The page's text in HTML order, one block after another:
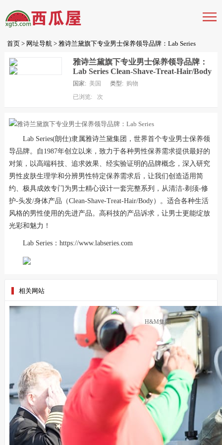
首页> 网址导航> 雅诗兰黛旗下专业男士保养领导品牌：Lab Series
雅诗兰黛旗下专业男士保养领导品牌：
Lab Series Clean-Shave-Treat-Hair/Body
国家: 美国 类型: 购物
已浏览:
次
Lab Series(朗仕)隶属雅诗兰黛集团，世界首个专业男士保养领
导品牌。自1987年创立以来，致力于各种男性保养需求提供最好的
对策，以高端科技、追求效果、经实验证明的品牌概念，深入研究
男性皮肤生理学和分辨男性特定保养需求后，让我们创造适用简
约、极具成效专门为男士精心设计一套完整系列，从清洁-剃须-修
护-头发/身体产品（Clean-Shave-Treat-Hair/Body）。适合各种生活
风格的男性使用的先进产品。高科技的产品诉求，让男士更能绽放
光彩和魅力！
Lab Series：https://www.labseries.com
相关网站
H&M集团